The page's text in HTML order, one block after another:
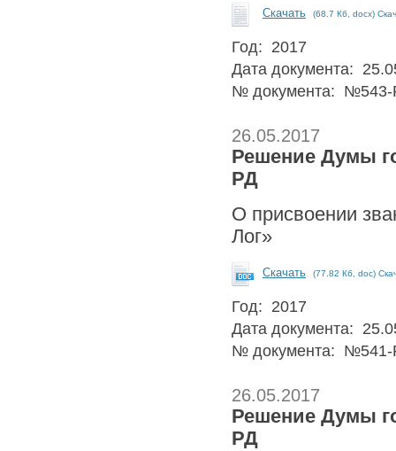
Скачать (68.7 Кб, docx)
Год: 2017
Дата документа:
№ документа:
26.05.2017
Решение Думы
РД
О присвоении
Лог»
Скачать (77.82 Кб, doc)
Год: 2017
Дата документа:
№ документа:
26.05.2017
Решение Думы
РД